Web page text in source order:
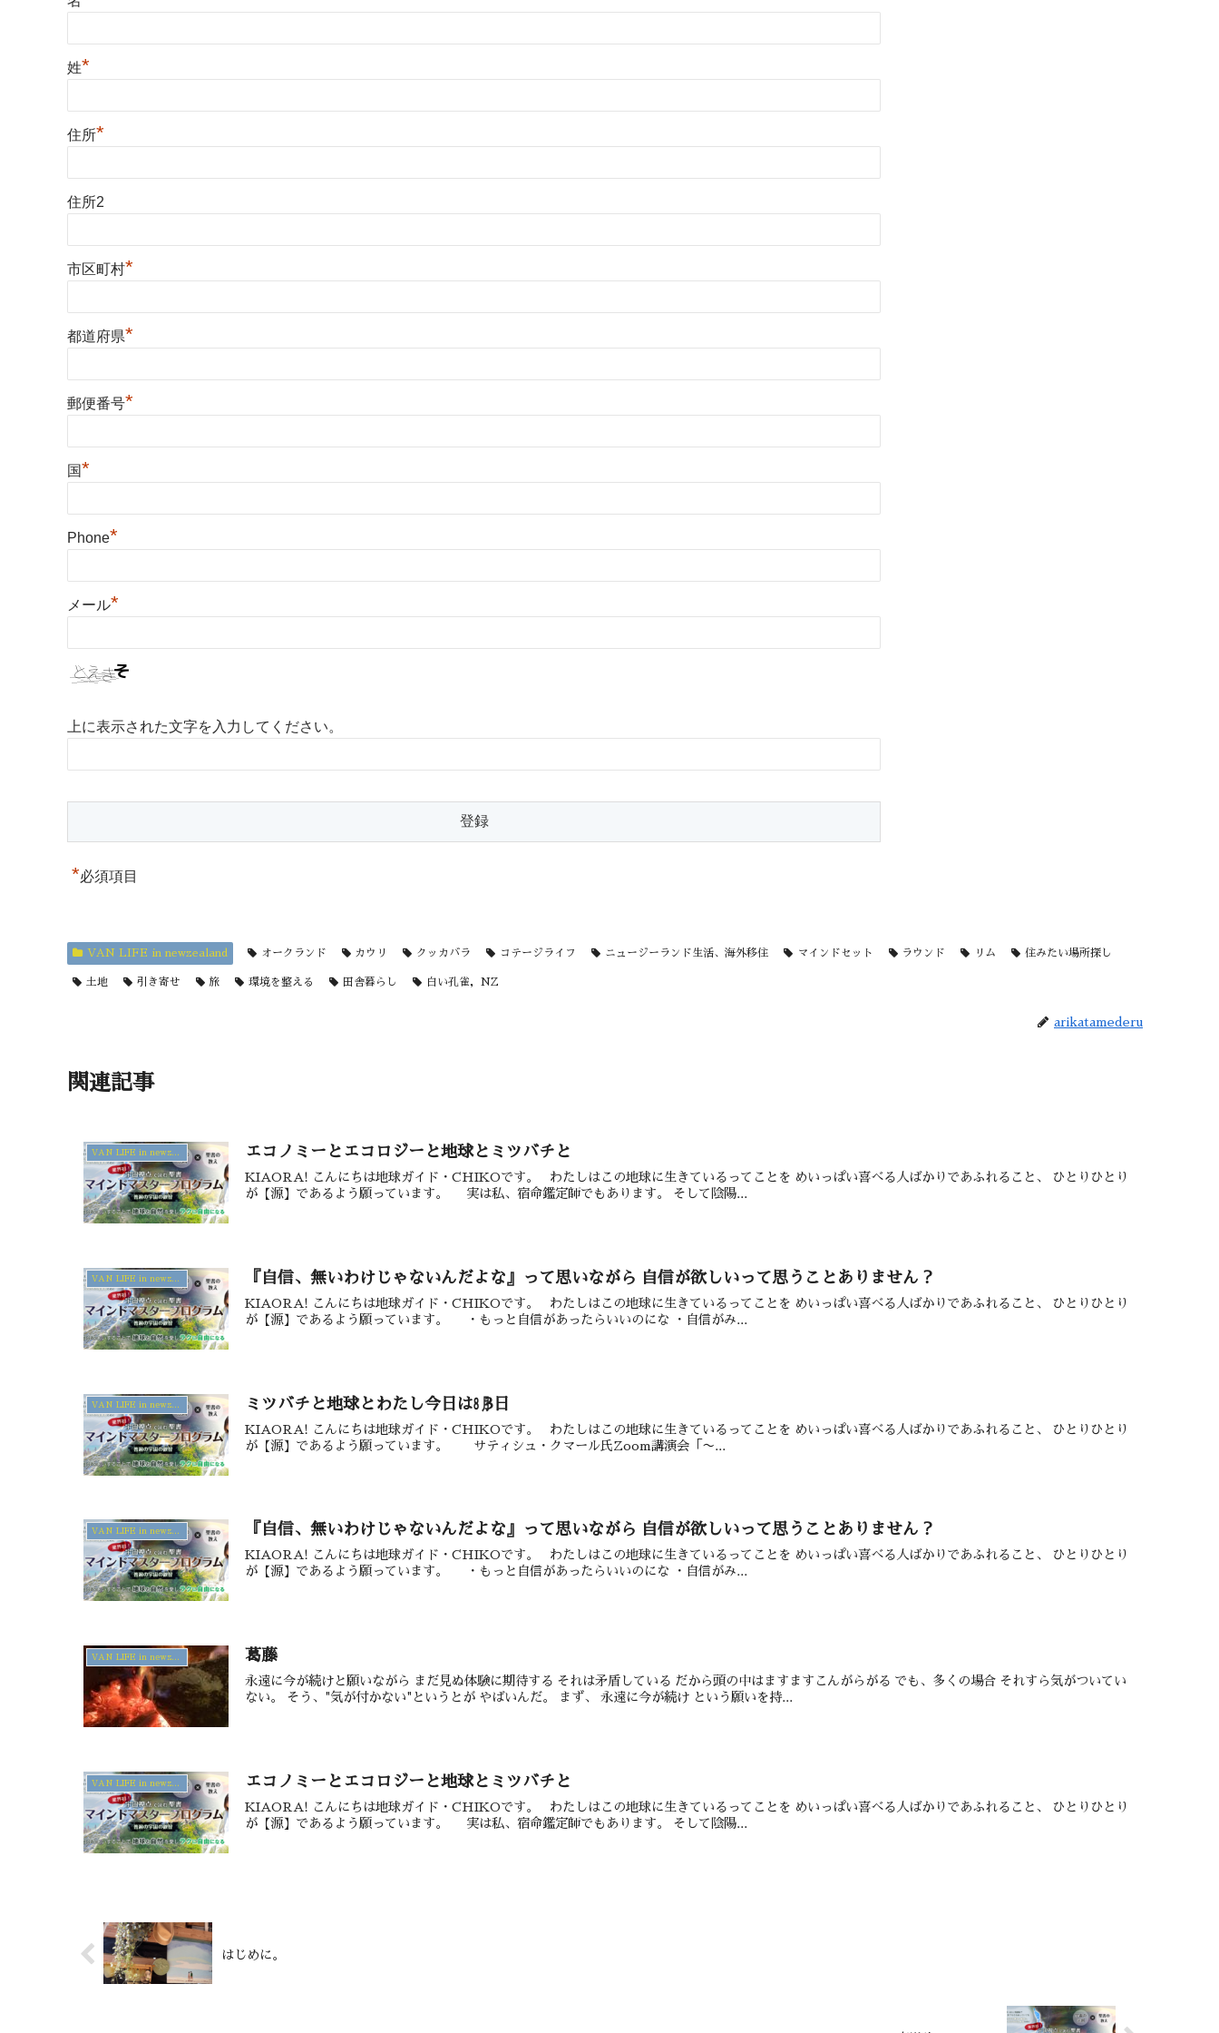
姓*
住所*
住所2
市区町村*
都道府県*
郵便番号*
国*
Phone*
メール*
上に表示された文字を入力してください。
*必須項目
VAN LIFE in newzealand オークランド カウリ クッカバラ コテージライフ ニュージーランド生活、海外移住 マインドセット ラウンド リム 住みたい場所探し
土地 引き寄せ 旅 環境を整える 田舎暮らし 白い孔雀，NZ
arikatamederu
関連記事
VAN LIFE in newzealand エコノミーとエコロジーと地球とミツバチと
KIAORA! こんにちは地球ガイド・CHIKOです。 わたしはこの地球に生きているってことを めいっぱい喜べる人ばかりであふれること、 ひとりひとり
が【源】であるよう願っています。 実は私、宿命鑑定師でもあります。 そして陰陽...
VAN LIFE in newzealand 『自信、無いわけじゃないんだよな』って思いながら 自信が欲しいって思うことありません？
KIAORA! こんにちは地球ガイド・CHIKOです。 わたしはこの地球に生きているってことを めいっぱい喜べる人ばかりであふれること、 ひとりひとり
が【源】であるよう願っています。 ・もっと自信があったらいいのにな ・自信がみ...
VAN LIFE in newzealand ミツバチと地球とわたし今日は㋇3日
KIAORA! こんにちは地球ガイド・CHIKOです。 わたしはこの地球に生きているってことを めいっぱい喜べる人ばかりであふれること、 ひとりひとり
が【源】であるよう願っています。 サティシュ・クマール氏Zoom講演会「〜...
VAN LIFE in newzealand 『自信、無いわけじゃないんだよな』って思いながら 自信が欲しいって思うことありません？
KIAORA! こんにちは地球ガイド・CHIKOです。 わたしはこの地球に生きているってことを めいっぱい喜べる人ばかりであふれること、 ひとりひとり
が【源】であるよう願っています。 ・もっと自信があったらいいのにな ・自信がみ...
VAN LIFE in newzealand 葛藤
永遠に今が続けと願いながら まだ見ぬ体験に期待する それは矛盾している だから頭の中はますますこんがらがる でも、多くの場合 それすら気がついてい
ない。 そう、"気が付かない"というとが やばいんだ。 まず、 永遠に今が続け という願いを持...
VAN LIFE in newzealand エコノミーとエコロジーと地球とミツバチと
KIAORA! こんにちは地球ガイド・CHIKOです。 わたしはこの地球に生きているってことを めいっぱい喜べる人ばかりであふれること、 ひとりひとり
が【源】であるよう願っています。 実は私、宿命鑑定師でもあります。 そして陰陽...
はじめに。